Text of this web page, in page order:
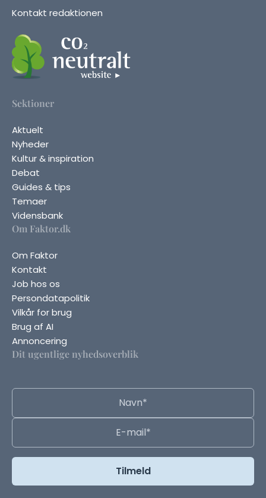
Kontakt redaktionen
Sektioner
Aktuelt
Nyheder
Kultur & inspiration
Debat
Guides & tips
Temaer
Vidensbank
Om Faktor.dk
Om Faktor
Kontakt
Job hos os
Persondatapolitik
Vilkår for brug
Brug af AI
Annoncering
Dit ugentlige nyhedsoverblik